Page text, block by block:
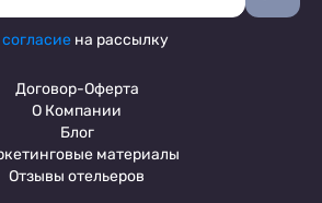
согласие на рассылку
Договор-Оферта
О Компании
Блог
материалы
Отзывы отельеров